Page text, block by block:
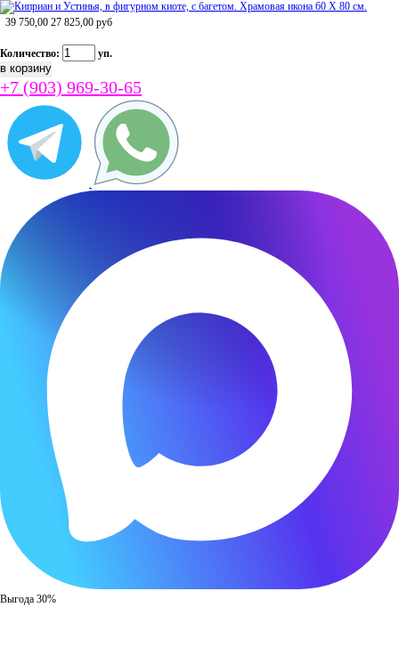
39 750,00 27 825,00 руб
Количество: уп.
+7 (903) 969-30-65
Выгода 30%